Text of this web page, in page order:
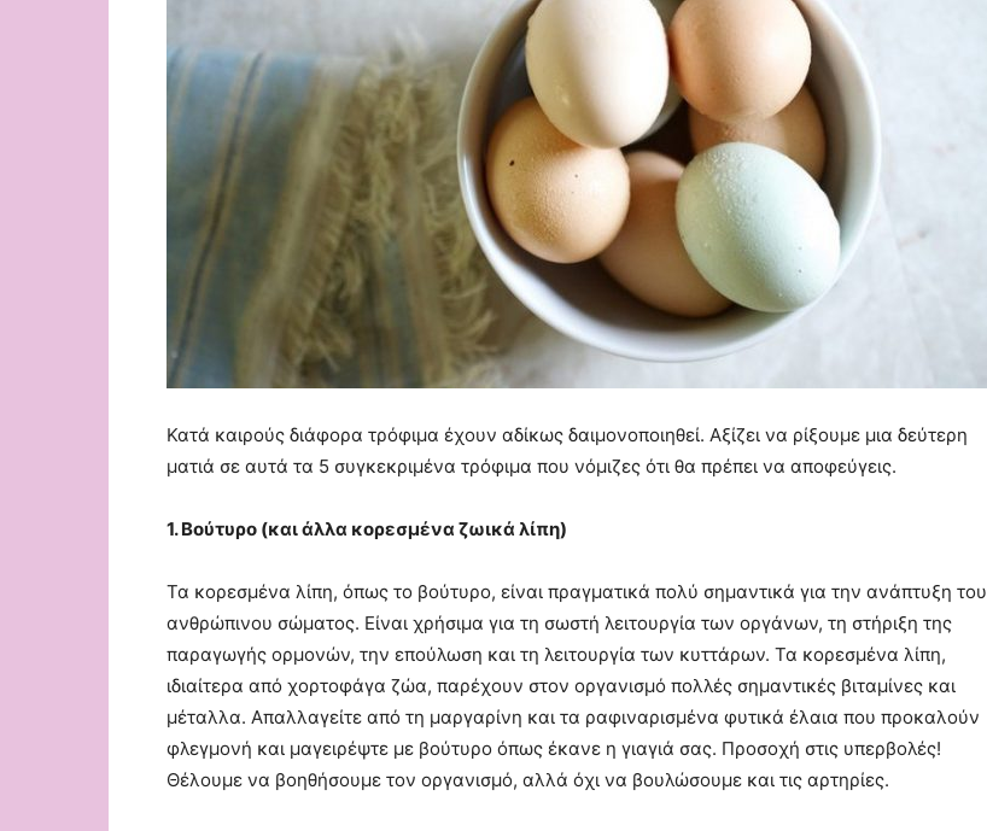
Κατά καιρούς διάφορα τρόφιμα έχουν αδίκως δαιμονοποιηθεί. Αξίζει να ρίξουμε μια δεύτερη
ματιά σε αυτά τα 5 συγκεκριμένα τρόφιμα που νόμιζες ότι θα πρέπει να αποφεύγεις.
1. Βούτυρο (και άλλα κορεσμένα ζωικά λίπη)
Τα κορεσμένα λίπη, όπως το βούτυρο, είναι πραγματικά πολύ σημαντικά για την ανάπτυξη του
ανθρώπινου σώματος. Είναι χρήσιμα για τη σωστή λειτουργία των οργάνων, τη στήριξη της
παραγωγής ορμονών, την επούλωση και τη λειτουργία των κυττάρων. Τα κορεσμένα λίπη,
ιδιαίτερα από χορτοφάγα ζώα, παρέχουν στον οργανισμό πολλές σημαντικές βιταμίνες και
μέταλλα. Απαλλαγείτε από τη μαργαρίνη και τα ραφιναρισμένα φυτικά έλαια που προκαλούν
φλεγμονή και μαγειρέψτε με βούτυρο όπως έκανε η γιαγιά σας. Προσοχή στις υπερβολές!
Θέλουμε να βοηθήσουμε τον οργανισμό, αλλά όχι να βουλώσουμε και τις αρτηρίες.